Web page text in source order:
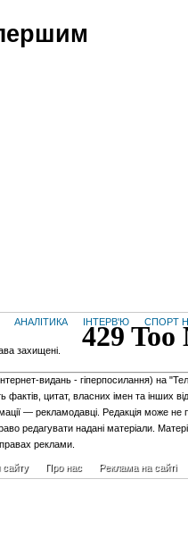
АНАЛІТИКА ІНТЕРВ'Ю СПОРТ
захищені.
видань - гiперпосилання) на
фактів, цитат, власних імен та інших
— рекламодавці. Редакція може не
редагувати надані матеріали.
реклами.
сайту Про нас Реклама на сайті